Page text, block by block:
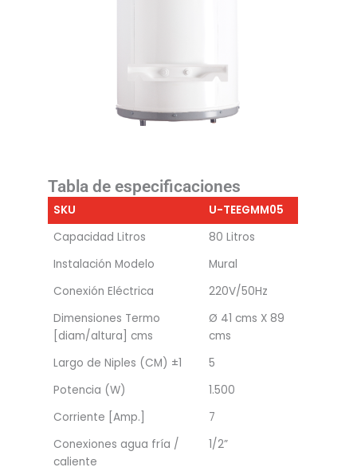
Tabla de especificaciones
SKU
U-TEEGMM05
Capacidad Litros
80 Litros
Instalación Modelo
Mural
Conexión Eléctrica
220V/50Hz
Dimensiones Termo
[diam/altura] cms
Ø 41 cms X 89
cms
Largo de Niples (CM) ±1
5
Potencia (W)
1.500
Corriente [Amp.]
7
Conexiones agua fría /
caliente
1/2”